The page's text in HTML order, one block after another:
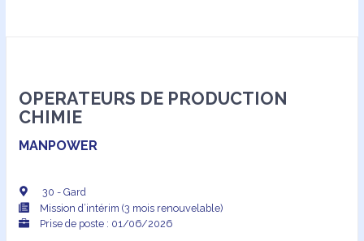
OPERATEURS DE PRODUCTION
CHIMIE
MANPOWER
30 - Gard
Mission d’intérim (3 mois renouvelable)
Prise de poste : 01/06/2026